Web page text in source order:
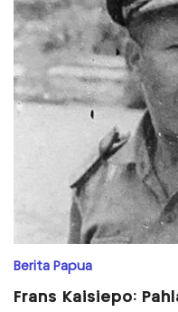
Berita Papua
Frans Kaisiepo: